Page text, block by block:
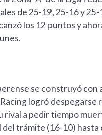
de 25-19, 25-16 y
los 12 puntos y
se construyó
logró
rival a pedir tiempo
trámite (16-10)